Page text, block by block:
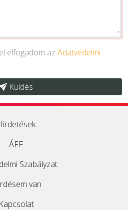
elfogadom az Adatvédelmi
Küldés
ÁFF
Szabályzat
van
Kapcsolat